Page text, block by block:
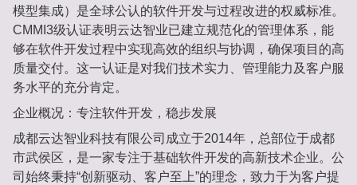
模型集成）是全球公认的软件开发与过程改进的权威标准。
CMMI3级认证表明云达智业已建立规范化的管理体系，能
够在软件开发过程中实现高效的组织与协调，确保项目的高
质量交付。这一认证是对我们技术实力、管理能力及客户服
务水平的充分肯定‌。
企业概况：专注软件开发，稳步发展‌
成都云达智业科技有限公司成立于2014年，总部位于成都
市武侯区，是一家专注于基础软件开发的高新技术企业。公
司始终秉持“创新驱动、客户至上”的理念，致力于为客户提